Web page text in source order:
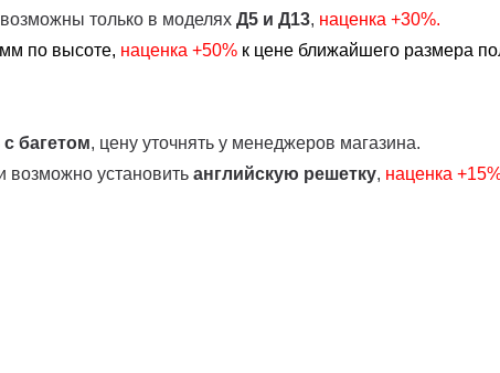
только в моделях Д5 и Д13, наценка +30%.
по высоте, наценка +50% к цене ближайшего размера
с багетом, цену уточнять у менеджеров магазина.
установить английскую решетку, наценка